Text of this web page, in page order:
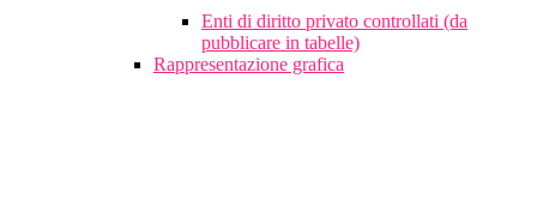
Enti di diritto privato controllati (da
pubblicare in tabelle)
Rappresentazione grafica